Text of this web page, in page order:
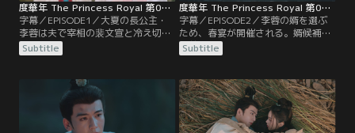
度華年 The Princess Royal 第01話／字幕
字幕／EPISODE1／大夏の長公主・
李蓉は夫で宰相の裴文宣と冷え切っ
た関係が続いていた。ある夜、皇帝
が病に伏せる中、誰を皇太子にする
る。対立の末に命を落とした李蓉と
裴文宣が目を覚ますと、20年前の自
分に戻っていた。互いに恨み合う2
人は、前の人生の復讐をしようと企
Subtitle
度華年 The Princess Royal 第02話／字幕
字幕／EPISODE2／李蓉の婿を選ぶ
ため、春宴が開催される。婿候補に
は前の人生と同じように裴文宣が入
っていたが、李蓉は思いを寄せる蘇
来た裴文宣は、李蓉が今の皇帝であ
る李明の思惑に反する人物を婿に選
ばぬよう策を企てて暗躍するが、そ
の行動は李蓉に見透かされてい
Subtitle